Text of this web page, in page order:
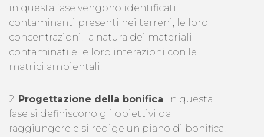
in questa fase vengono identificati i
contaminanti presenti nei terreni, le loro
concentrazioni, la natura dei materiali
contaminati e le loro interazioni con le
matrici ambientali.
2. Progettazione della bonifica: in questa
fase si definiscono gli obiettivi da
raggiungere e si redige un piano di bonifica,